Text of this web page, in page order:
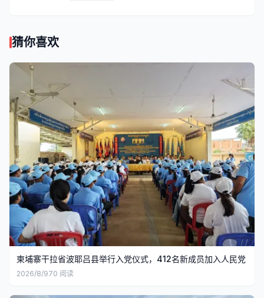
猜你喜欢
柬埔寨干拉省波耶吕县举行入党仪式，412名新成员加入人民党
2026/8/970 阅读